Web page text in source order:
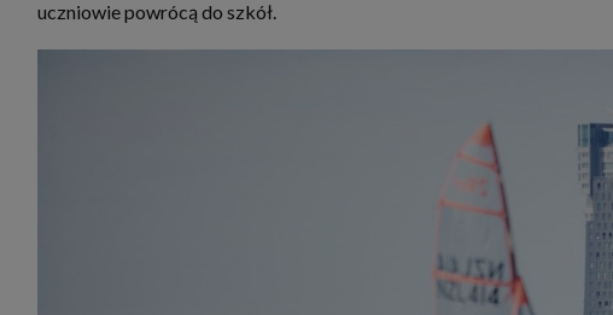
dane
tablet,
funkcjonowania
ustawienia
pliki z Twojego
Twoje uprawnienia
Przysługują Ci
Grupy SAGIER i
1. Jeśli udzieliłeś
nie uchyli
2. Masz również
uczniowie powrócą do szkół.